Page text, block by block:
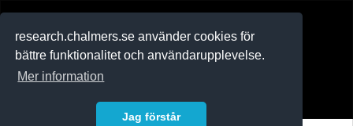
research.chalmers.se använder cookies för
bättre funktionalitet och användarupplevelse.
Mer information
Jag förstår